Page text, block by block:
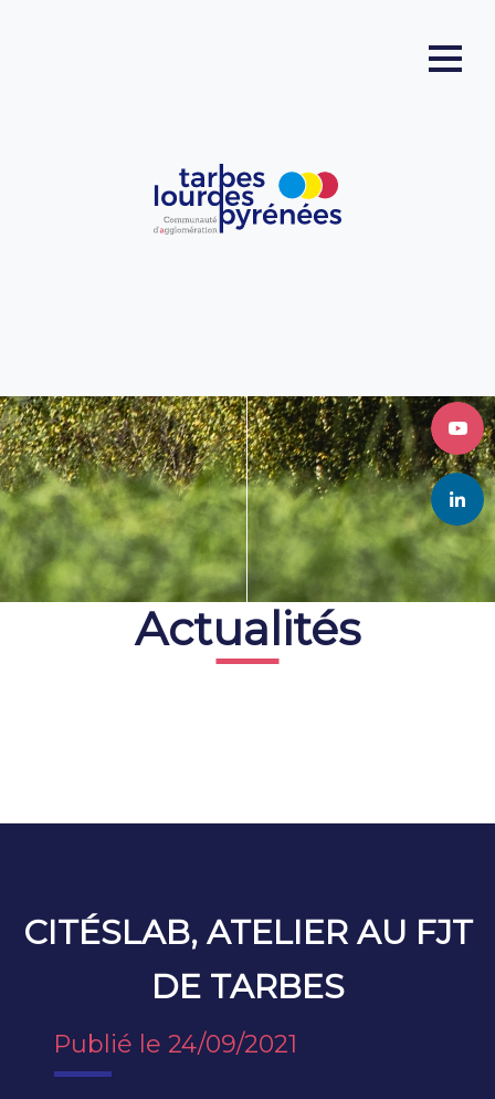
Actualités
CITÉSLAB, ATELIER AU FJT
DE TARBES
Publié le 24/09/2021